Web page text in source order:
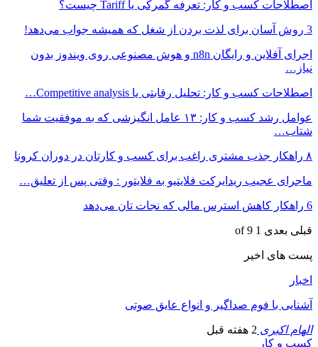
اصطلاحات کسب و کار: تعرفه گمرکی یا Tariff چیست؟
3 روش آسان برای لذت بردن از شغل که همیشه جواب می‌دهد!
اجرای آفلاین و رایگان n8n و هوش مصنوعی روی ویندوز بدون
نیاز…
اصطلاحات کسب و کار: تحلیل رقابتی یا Competitive analysis…
عوامل رشد کسب و کار: ۱۳ عامل انگیزشی که به موفقیت شما
شتاب…
۸ راهکار جذب مشتری راغب برای کسب و کارتان در دوران کرونا
ماجرای عجیب ریدایرکت فلایتیو به فلایتور : وقتی پس از تعلیق…
6 راهکار کاهش استرس مالی که نجات تان می‌دهد
قبلی بعدی 1 of 9
پست های اخیر
اخبار
آشنایی با فوم صداگیر و انواع عایق صوتی
الهام اکبری 2 هفته قبل
کسب و کار